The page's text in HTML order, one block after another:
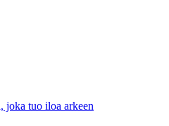
joka tuo iloa arkeen